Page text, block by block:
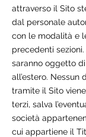
attraverso il Sito
dal personale
con le modalità e
precedenti
saranno oggetto
all’estero. Nessun
tramite il Sito
terzi, salva
società
cui appartiene il